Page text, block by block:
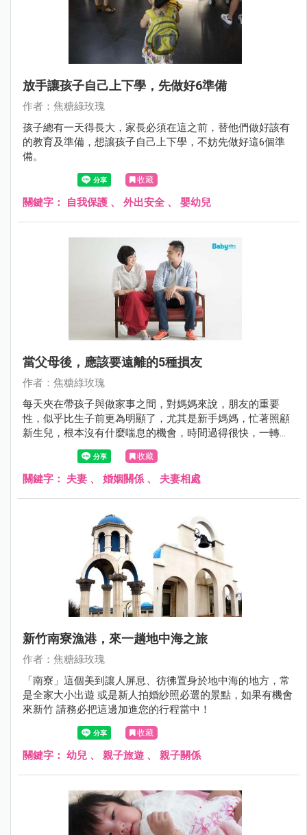
放手讓孩子自己上下學，先做好6準備
作者：焦糖綠玫瑰
孩子總有一天得長大，家長必須在這之前，替他們做好該有
的教育及準備，想讓孩子自己上下學，不妨先做好這6個準
備。
收藏
關鍵字： 自我保護 、 外出安全 、 嬰幼兒
當父母後，應該要遠離的5種損友
作者：焦糖綠玫瑰
每天夾在帶孩子與做家事之間，對媽媽來說，朋友的重要
性，似乎比生子前更為明顯了，尤其是新手媽媽，忙著照顧
新生兒，根本沒有什麼喘息的機會，時間過得很快，一轉眼
驚覺，因為興趣跟話題不再相同，老朋友漸漸離自己越來越
遠，這時候，必須重新建立起自己的交友圈，但你知道嗎？
當上媽媽以後，任何大小事都會影響家庭，所以你必須要懂
收藏
關鍵字： 夫妻 、 婚姻關係 、 夫妻相處
新竹南寮漁港，來一趟地中海之旅
作者：焦糖綠玫瑰
「南寮」這個美到讓人屏息、彷彿置身於地中海的地方，常
是全家大小出遊 或是新人拍婚紗照必選的景點，如果有機會
來新竹 請務必把這邊加進您的行程當中！
收藏
關鍵字： 幼兒 、 親子旅遊 、 親子關係